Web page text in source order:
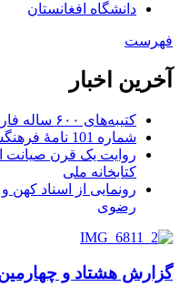
دانشگاه افغانستان
فهرست
آخرین اخبار
کتیبه‌های ۶۰۰ ساله فارسی در هندوستان
شماره 101 نامۀ فرهنگستان منتشر شد
روایت یک قرن صیانت
کتابخانه ملی
رونمایی از اسناد کهن
رضوی
گزارش هشتاد و